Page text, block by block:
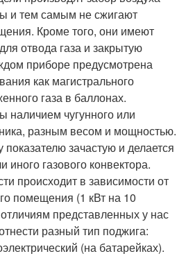
и тем самым не сжигают
Кроме того, они имеют
отвода газа и закрытую
приборе предусмотрена
как магистрального
газа в баллонах.
наличием чугунного или
разным весом и мощностью.
зачастую и делается
иного газового конвектора.
происходит в зависимости от
помещения (1 кВт на 10
представленных у нас
разный тип поджига:
(на батарейках).